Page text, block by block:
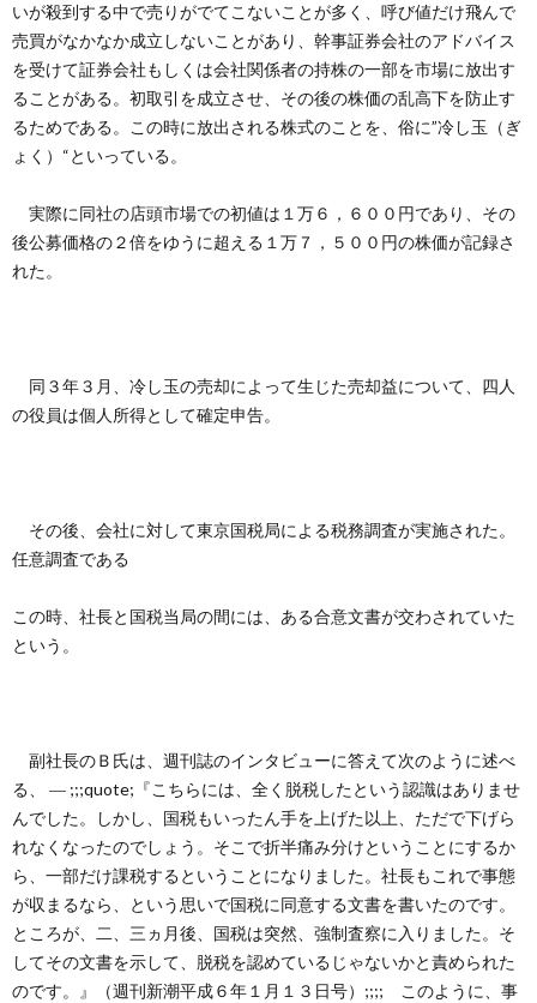
いが殺到する中で売りがでてこないことが多く、呼び値だけ飛んで
売買がなかなか成立しないことがあり、幹事証券会社のアドバイス
を受けて証券会社もしくは会社関係者の持株の一部を市場に放出す
ることがある。初取引を成立させ、その後の株価の乱高下を防止す
るためである。この時に放出される株式のことを、俗に”冷し玉（ぎ
ょく）“といっている。
実際に同社の店頭市場での初値は１万６，６００円であり、その
後公募価格の２倍をゆうに超える１万７，５００円の株価が記録さ
れた。
同３年３月、冷し玉の売却によって生じた売却益について、四人
の役員は個人所得として確定申告。
その後、会社に対して東京国税局による税務調査が実施された。
任意調査である
この時、社長と国税当局の間には、ある合意文書が交わされていた
という。
副社長のＢ氏は、週刊誌のインタビューに答えて次のように述べ
る、 ― ;;;quote;『こちらには、全く脱税したという認識はありませ
んでした。しかし、国税もいったん手を上げた以上、ただで下げら
れなくなったのでしょう。そこで折半痛み分けということにするか
ら、一部だけ課税するということになりました。社長もこれで事態
が収まるなら、という思いで国税に同意する文書を書いたのです。
ところが、二、三ヵ月後、国税は突然、強制査察に入りました。そ
してその文書を示して、脱税を認めているじゃないかと責められた
のです。』（週刊新潮平成６年１月１３日号）;;;; このように、事